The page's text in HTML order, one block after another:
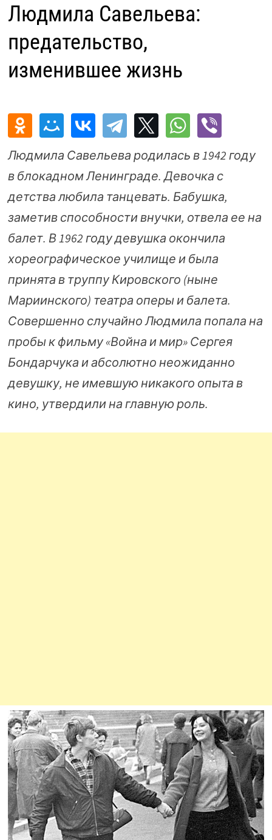
Людмила Савельева:
предательство,
изменившее жизнь
Людмила Савельева родилась в 1942 году
в блокадном Ленинграде. Девочка с
детства любила танцевать. Бабушка,
заметив способности внучки, отвела ее на
балет. В 1962 году девушка окончила
хореографическое училище и была
принята в труппу Кировского (ныне
Мариинского) театра оперы и балета.
Совершенно случайно Людмила попала на
пробы к фильму «Война и мир» Сергея
Бондарчука и абсолютно неожиданно
девушку, не имевшую никакого опыта в
кино, утвердили на главную роль.